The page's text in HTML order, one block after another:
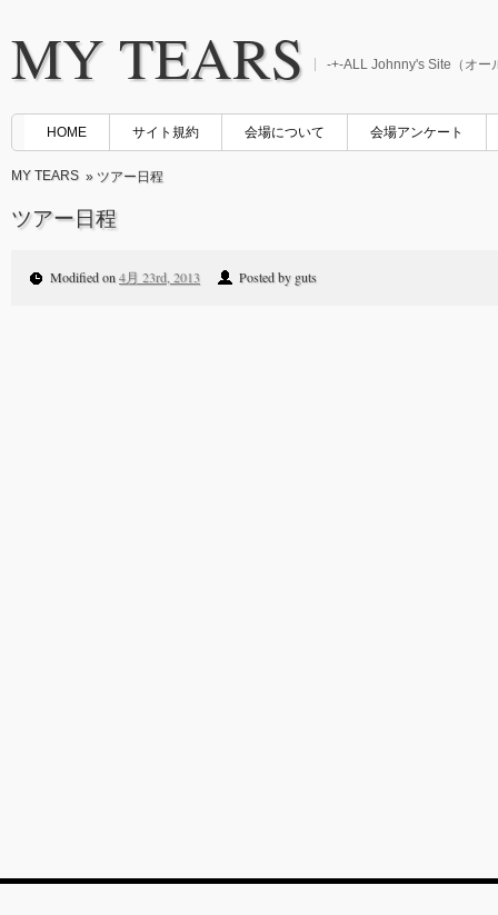
MY TEARS -+-ALL Johnny's Site（オー
HOME サイト規約 会場について 会場アンケート
MY TEARS » ツアー日程
ツアー日程
Modified on4月 23rd, 2013 Posted by guts